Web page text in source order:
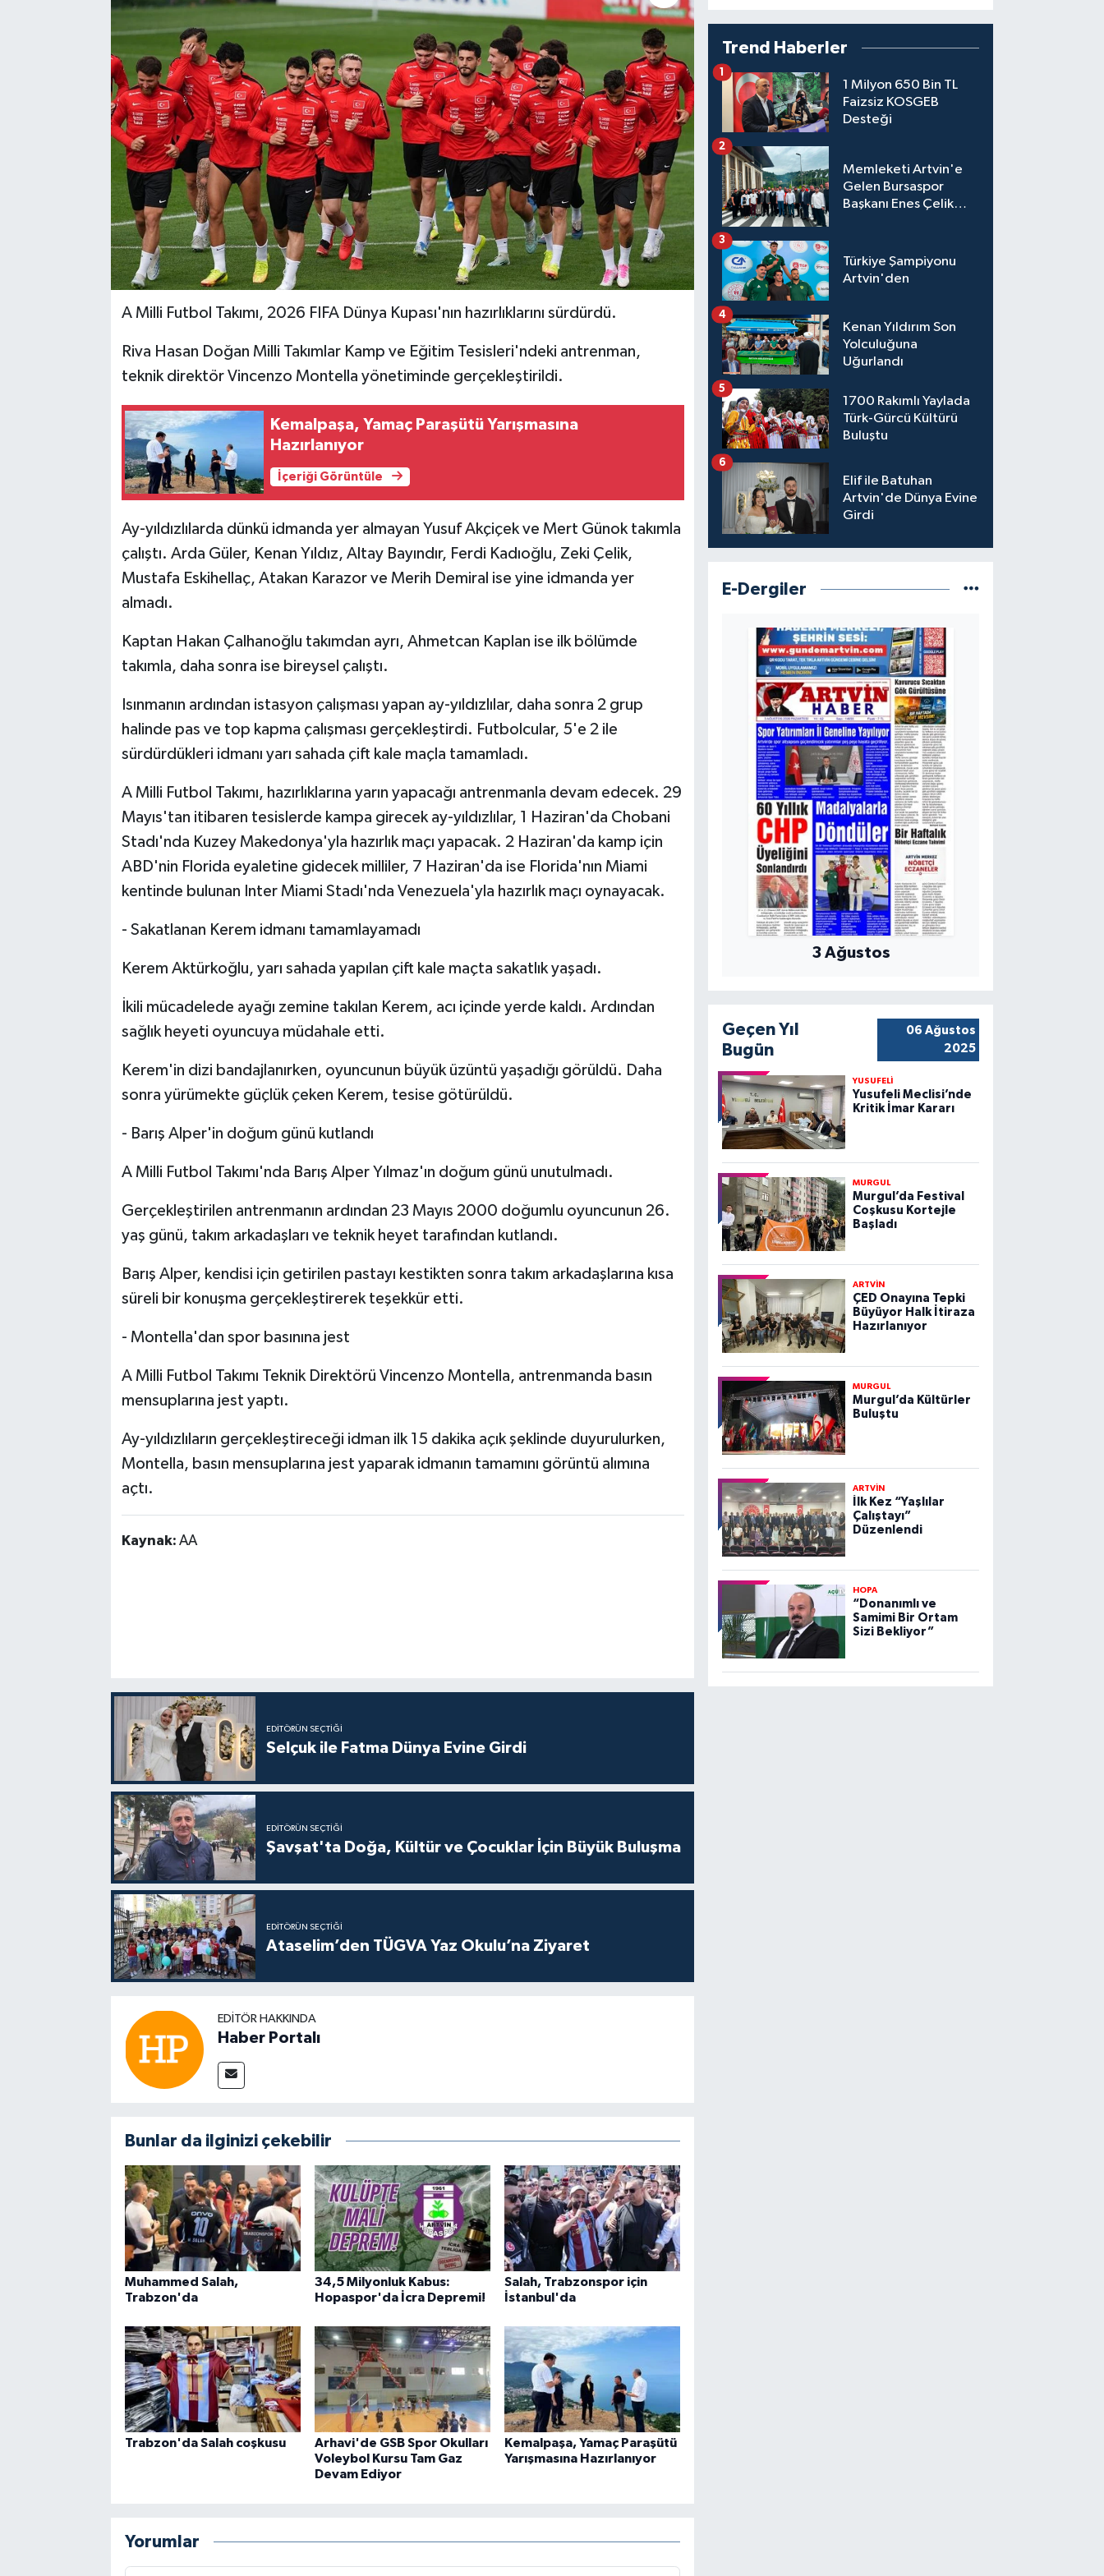
A Milli Futbol Takımı, 2026 FIFA Dünya Kupası'nın hazırlıklarını sürdürdü.
Riva Hasan Doğan Milli Takımlar Kamp ve Eğitim Tesisleri'ndeki antrenman,
teknik direktör Vincenzo Montella yönetiminde gerçekleştirildi.
Kemalpaşa, Yamaç Paraşütü Yarışmasına
Hazırlanıyor
İçeriği Görüntüle
Ay-yıldızlılarda dünkü idmanda yer almayan Yusuf Akçiçek ve Mert Günok takımla
çalıştı. Arda Güler, Kenan Yıldız, Altay Bayındır, Ferdi Kadıoğlu, Zeki Çelik,
Mustafa Eskihellaç, Atakan Karazor ve Merih Demiral ise yine idmanda yer
almadı.
Kaptan Hakan Çalhanoğlu takımdan ayrı, Ahmetcan Kaplan ise ilk bölümde
takımla, daha sonra ise bireysel çalıştı.
Isınmanın ardından istasyon çalışması yapan ay-yıldızlılar, daha sonra 2 grup
halinde pas ve top kapma çalışması gerçekleştirdi. Futbolcular, 5'e 2 ile
sürdürdükleri idmanı yarı sahada çift kale maçla tamamladı.
A Milli Futbol Takımı, hazırlıklarına yarın yapacağı antrenmanla devam edecek. 29
Mayıs'tan itibaren tesislerde kampa girecek ay-yıldızlılar, 1 Haziran'da Chobani
Stadı'nda Kuzey Makedonya'yla hazırlık maçı yapacak. 2 Haziran'da kamp için
ABD'nin Florida eyaletine gidecek milliler, 7 Haziran'da ise Florida'nın Miami
kentinde bulunan Inter Miami Stadı'nda Venezuela'yla hazırlık maçı oynayacak.
- Sakatlanan Kerem idmanı tamamlayamadı
Kerem Aktürkoğlu, yarı sahada yapılan çift kale maçta sakatlık yaşadı.
İkili mücadelede ayağı zemine takılan Kerem, acı içinde yerde kaldı. Ardından
sağlık heyeti oyuncuya müdahale etti.
Kerem'in dizi bandajlanırken, oyuncunun büyük üzüntü yaşadığı görüldü. Daha
sonra yürümekte güçlük çeken Kerem, tesise götürüldü.
- Barış Alper'in doğum günü kutlandı
A Milli Futbol Takımı'nda Barış Alper Yılmaz'ın doğum günü unutulmadı.
Gerçekleştirilen antrenmanın ardından 23 Mayıs 2000 doğumlu oyuncunun 26.
yaş günü, takım arkadaşları ve teknik heyet tarafından kutlandı.
Barış Alper, kendisi için getirilen pastayı kestikten sonra takım arkadaşlarına kısa
süreli bir konuşma gerçekleştirerek teşekkür etti.
- Montella'dan spor basınına jest
A Milli Futbol Takımı Teknik Direktörü Vincenzo Montella, antrenmanda basın
mensuplarına jest yaptı.
Ay-yıldızlıların gerçekleştireceği idman ilk 15 dakika açık şeklinde duyurulurken,
Montella, basın mensuplarına jest yaparak idmanın tamamını görüntü alımına
açtı.
Kaynak: AA
EDITÖRÜN SEÇTIĞI
Selçuk ile Fatma Dünya Evine Girdi
EDITÖRÜN SEÇTIĞI
Şavşat'ta Doğa, Kültür ve Çocuklar İçin Büyük Buluşma
EDITÖRÜN SEÇTIĞI
Ataselim’den TÜGVA Yaz Okulu’na Ziyaret
EDITÖR HAKKINDA
Haber Portalı
Bunlar da ilginizi çekebilir
Muhammed Salah,
Trabzon'da
34,5 Milyonluk Kabus:
Hopaspor'da İcra Depremi!
Salah, Trabzonspor için
İstanbul'da
Trabzon'da Salah coşkusu
Arhavi'de GSB Spor Okulları
Voleybol Kursu Tam Gaz
Devam Ediyor
Kemalpaşa, Yamaç Paraşütü
Yarışmasına Hazırlanıyor
Yorumlar
Trend Haberler
1 Milyon 650 Bin TL
Faizsiz KOSGEB
Desteği
1
Memleketi Artvin'e
Gelen Bursaspor
Başkanı Enes Çelik
2
Türkiye Şampiyonu
Artvin'den
3
Kenan Yıldırım Son
Yolculuğuna
Uğurlandı
4
1700 Rakımlı Yaylada
Türk-Gürcü Kültürü
Buluştu
5
Elif ile Batuhan
Artvin'de Dünya Evine
Girdi
6
E-Dergiler
3 Ağustos
Geçen Yıl
Bugün
06 Ağustos
2025
YUSUFELİ
Yusufeli Meclisi’nde
Kritik İmar Kararı
MURGUL
Murgul’da Festival
Coşkusu Kortejle
Başladı
ARTVİN
ÇED Onayına Tepki
Büyüyor Halk İtiraza
Hazırlanıyor
MURGUL
Murgul’da Kültürler
Buluştu
ARTVİN
İlk Kez “Yaşlılar
Çalıştayı”
Düzenlendi
HOPA
“Donanımlı ve
Samimi Bir Ortam
Sizi Bekliyor”